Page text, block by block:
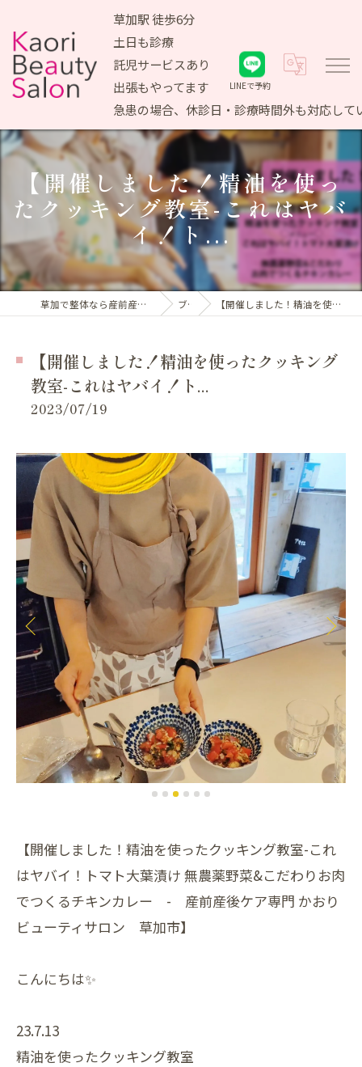
草加駅 徒歩6分
土日も診療
託児サービスあり
出張もやってます
急患の場合、休診日・診療時間外も対応して
LINEで予約
【開催しました！精油を使っ
たクッキング教室-これはヤバ
イ！ト...
草加で整体なら産前産後ケア専門 かおりビューティサロン ブログ 【開催しました！精油を使ったクッキング教室-これはヤバイ！ト...
【開催しました！精油を使ったクッキング
教室-これはヤバイ！ト...
2023/07/19
【開催しました！精油を使ったクッキング教室-これ
はヤバイ！トマト大葉漬け 無農薬野菜&こだわりお肉
でつくるチキンカレー - 産前産後ケア専門 かおり
ビューティサロン 草加市】
こんにちは✨
23.7.13
精油を使ったクッキング教室